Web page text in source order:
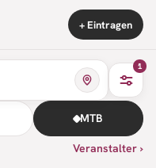
+ Eintragen
1
MTB
Veranstalter ›